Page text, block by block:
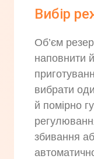
Вибір
Об’єм
наповнити
вибрати
й помірно
збивання